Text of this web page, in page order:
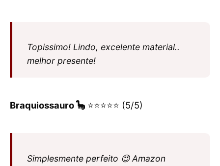
Topissimo! Lindo, excelente material..
melhor presente!
Braquiossauro 🦕 ⭐⭐⭐⭐⭐ (5/5)
Simplesmente perfeito 😍 Amazon